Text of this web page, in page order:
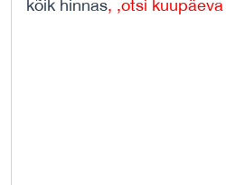
kõik hinnas, ,otsi kuupäeva